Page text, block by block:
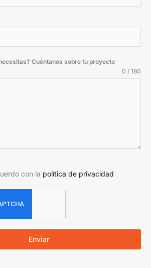
Cuéntanos sobre tu proyecto
0 / 180
con la política de privacidad
Enviar